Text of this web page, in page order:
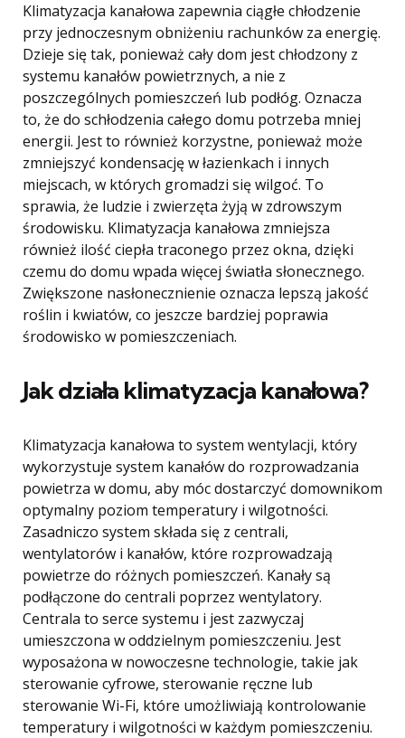
Klimatyzacja kanałowa zapewnia ciągłe chłodzenie
przy jednoczesnym obniżeniu rachunków za energię.
Dzieje się tak, ponieważ cały dom jest chłodzony z
systemu kanałów powietrznych, a nie z
poszczególnych pomieszczeń lub podłóg. Oznacza
to, że do schłodzenia całego domu potrzeba mniej
energii. Jest to również korzystne, ponieważ może
zmniejszyć kondensację w łazienkach i innych
miejscach, w których gromadzi się wilgoć. To
sprawia, że ​​ludzie i zwierzęta żyją w zdrowszym
środowisku. Klimatyzacja kanałowa zmniejsza
również ilość ciepła traconego przez okna, dzięki
czemu do domu wpada więcej światła słonecznego.
Zwiększone nasłonecznienie oznacza lepszą jakość
roślin i kwiatów, co jeszcze bardziej poprawia
środowisko w pomieszczeniach.
Jak działa klimatyzacja kanałowa?
Klimatyzacja kanałowa to system wentylacji, który
wykorzystuje system kanałów do rozprowadzania
powietrza w domu, aby móc dostarczyć domownikom
optymalny poziom temperatury i wilgotności.
Zasadniczo system składa się z centrali,
wentylatorów i kanałów, które rozprowadzają
powietrze do różnych pomieszczeń. Kanały są
podłączone do centrali poprzez wentylatory.
Centrala to serce systemu i jest zazwyczaj
umieszczona w oddzielnym pomieszczeniu. Jest
wyposażona w nowoczesne technologie, takie jak
sterowanie cyfrowe, sterowanie ręczne lub
sterowanie Wi-Fi, które umożliwiają kontrolowanie
temperatury i wilgotności w każdym pomieszczeniu.